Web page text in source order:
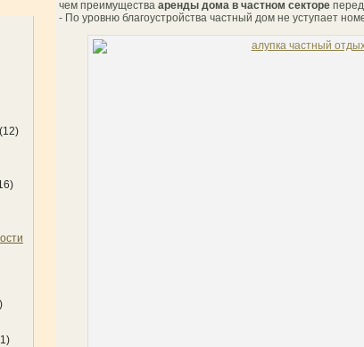
(12)
чем преимущества аренды дома в частном секторе
- По уровню благоустройства частный дом не уступает